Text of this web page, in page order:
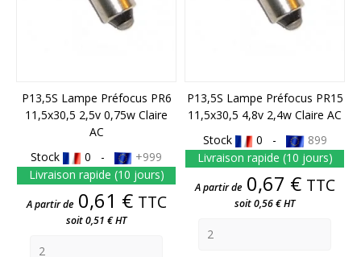
P13,5S Lampe Préfocus PR6
11,5x30,5 2,5v 0,75w Claire
AC
Stock
0 -
+999
Livraison rapide (10 jours)
Prix
A partir de 0,61 € TTC
soit 0,51 € HT
P13,5S Lampe Préfocus PR15
11,5x30,5 4,8v 2,4w Claire AC
Stock
0 -
899
Livraison rapide (10 jours)
Prix
A partir de 0,67 € TTC
soit 0,56 € HT